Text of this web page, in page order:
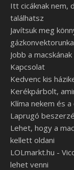
Itt cicáknak nem,
találhatsz
Javítsuk meg
Jobb a
Kapcsolat
Kedvenc kis
Kerékpárbolt,
Klíma nekem és a
Laprugó
Lehet, hogy a
kellett oldani
LOLmarkt.hu -
lehet venni